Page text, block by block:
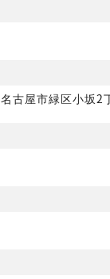
古屋市緑区小坂2